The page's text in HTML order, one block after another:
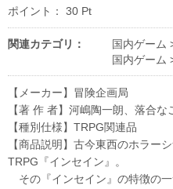
ポイント： 30 Pt
関連カテゴリ： 国内ゲーム
国内ゲーム
【メーカー】冒険企画局
【著 作 者】河嶋陶一朗、落合な
【種別仕様】TRPG関連品
【商品説明】古今東西のホラー
TRPG『インセイン』。
その『インセイン』の特徴の